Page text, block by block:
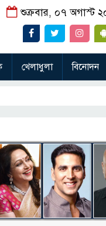
শুক্রবার, ০৭ অগাস্ট
খেলাধুলা বিনোদন